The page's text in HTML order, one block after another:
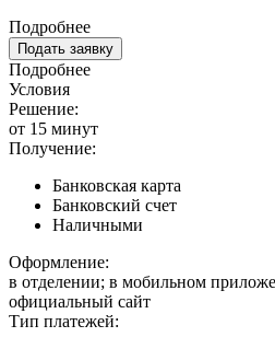
Подробнее
Подать заявку
Подробнее
Условия
Решение:
от 15 минут
Получение:
Банковская карта
Банковский счет
Наличными
Оформление:
в отделении; в мобильном
официальный сайт
Тип платежей: